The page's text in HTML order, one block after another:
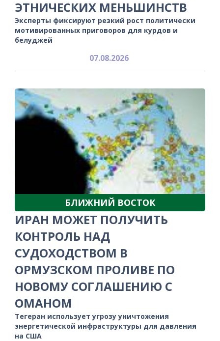
ЭТНИЧЕСКИХ МЕНЬШИНСТВ
Эксперты фиксируют резкий рост политически
мотивированных приговоров для курдов и
белуджей
07.08.2026
БЛИЖНИЙ ВОСТОК
ИРАН МОЖЕТ ПОЛУЧИТЬ
КОНТРОЛЬ НАД
СУДОХОДСТВОМ В
ОРМУЗСКОМ ПРОЛИВЕ ПО
НОВОМУ СОГЛАШЕНИЮ С
ОМАНОМ
Тегеран использует угрозу уничтожения
энергетической инфраструктуры для давления
на США